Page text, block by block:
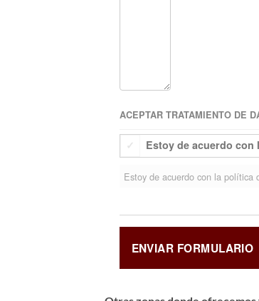
ACEPTAR TRATAMIENTO DE
Estoy de acuerdo
Estoy de acuerdo con la política